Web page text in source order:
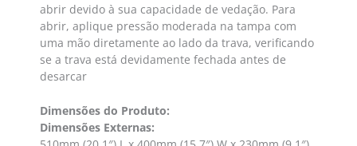
abrir devido à sua capacidade de vedação. Para
abrir, aplique pressão moderada na tampa com
uma mão diretamente ao lado da trava, verificando
se a trava está devidamente fechada antes de
desarcar
Dimensões do Produto:
Dimensões Externas: